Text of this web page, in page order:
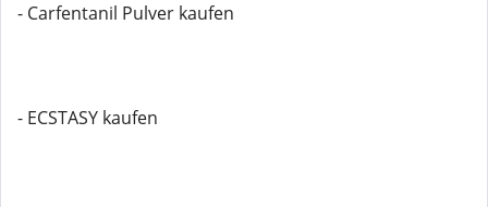
- Carfentanil Pulver kaufen
- ECSTASY kaufen